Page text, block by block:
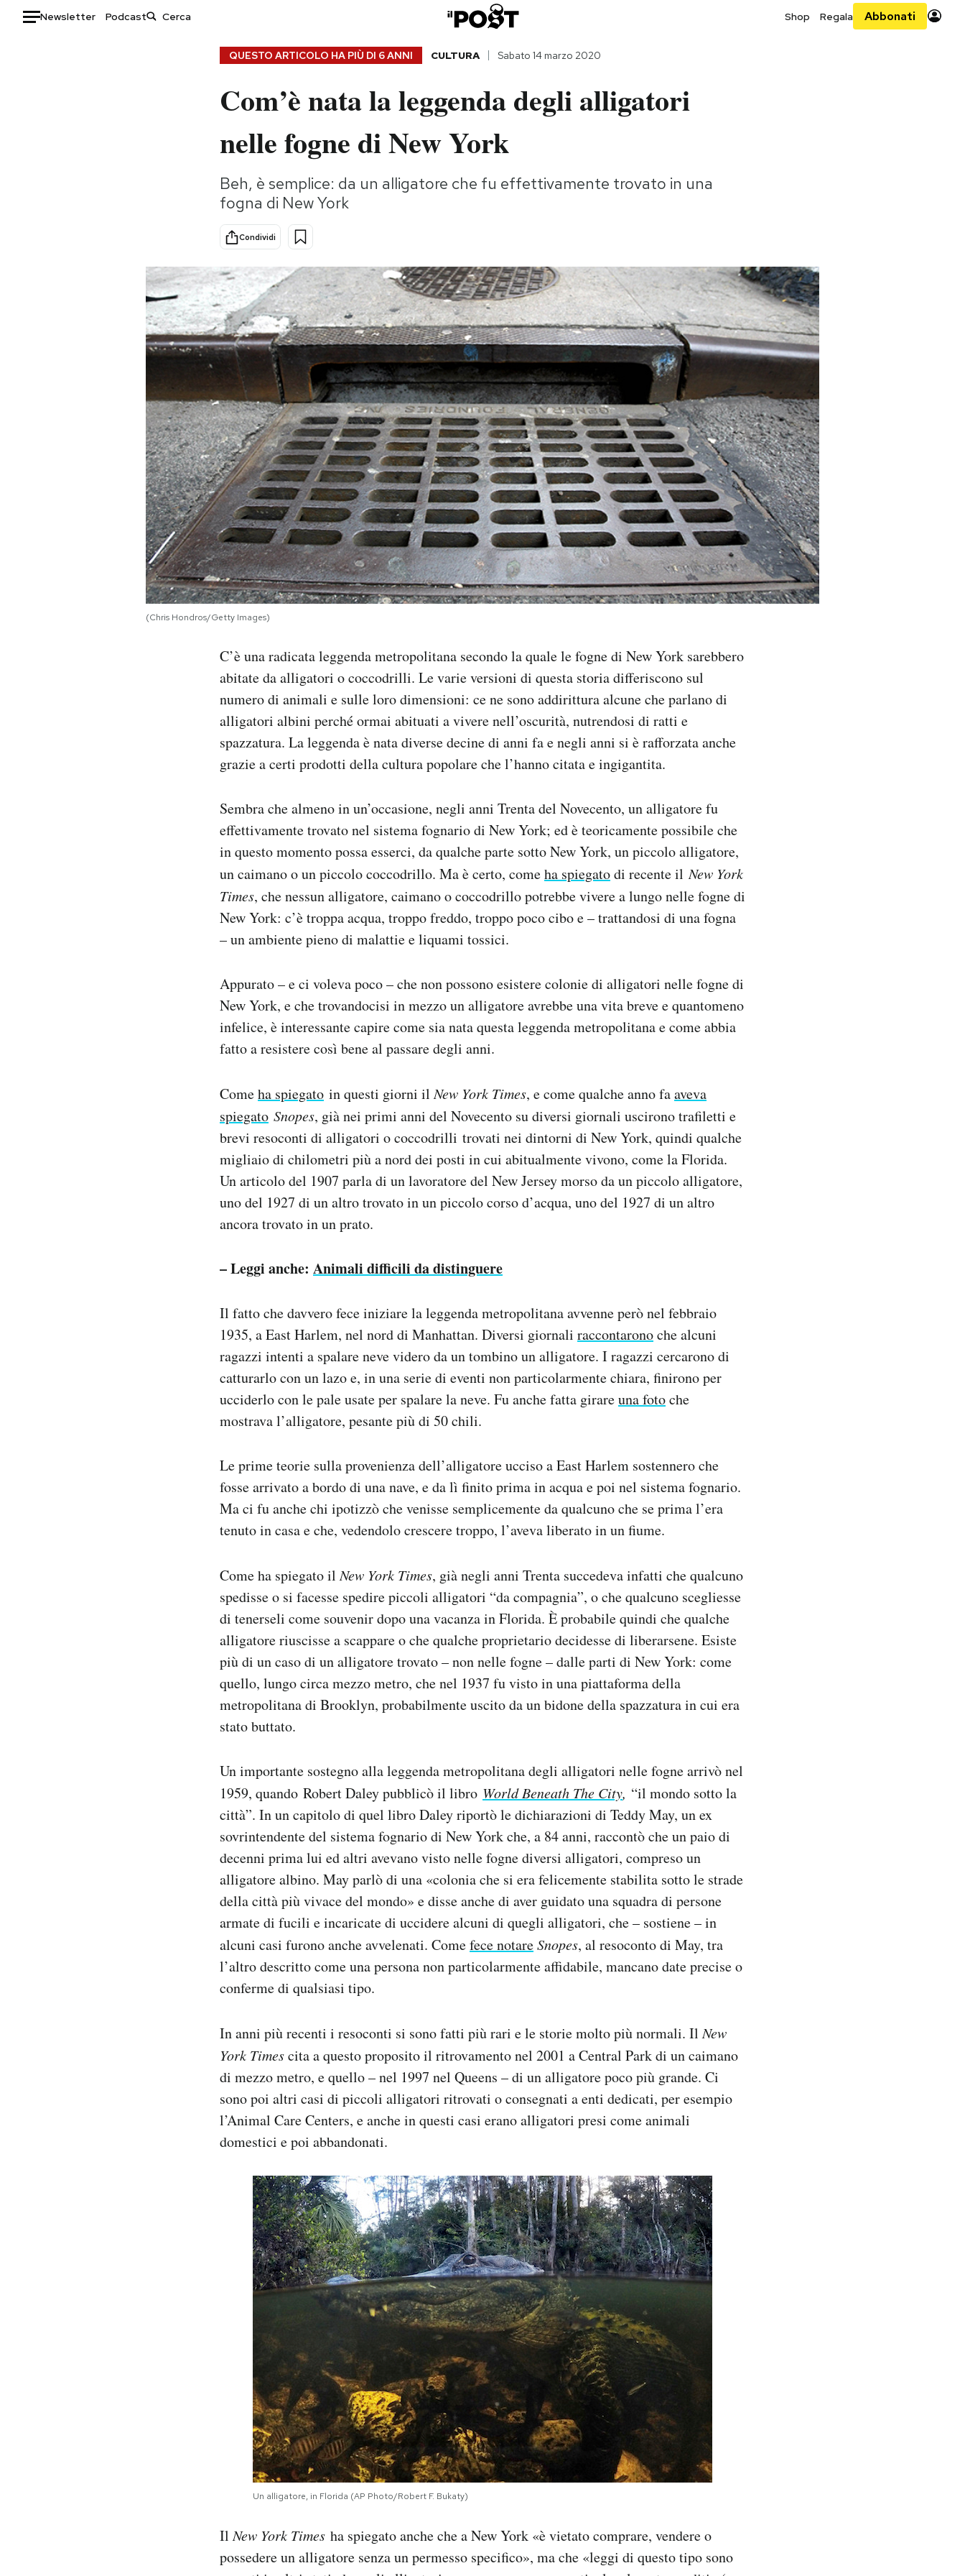
Newsletter Podcast Shop Regala Abbonati
Storie/Idee
Ok Boomer!
Altrecose
Mondiali calcio 2026
AREA PERSONALE
QUESTO ARTICOLO HA PIÙ DI 6 ANNI CULTURA Sabato 14 marzo 2020
Com’è nata la leggenda degli alligatori
nelle fogne di New York
Beh, è semplice: da un alligatore che fu effettivamente trovato in una
fogna di New York
Condividi
(Chris Hondros/Getty Images)
C’è una radicata leggenda metropolitana secondo la quale le fogne di New York sarebbero
abitate da alligatori o coccodrilli. Le varie versioni di questa storia differiscono sul
numero di animali e sulle loro dimensioni: ce ne sono addirittura alcune che parlano di
alligatori albini perché ormai abituati a vivere nell’oscurità, nutrendosi di ratti e
spazzatura. La leggenda è nata diverse decine di anni fa e negli anni si è rafforzata anche
grazie a certi prodotti della cultura popolare che l’hanno citata e ingigantita.
Sembra che almeno in un’occasione, negli anni Trenta del Novecento, un alligatore fu
effettivamente trovato nel sistema fognario di New York; ed è teoricamente possibile che
in questo momento possa esserci, da qualche parte sotto New York, un piccolo alligatore,
un caimano o un piccolo coccodrillo. Ma è certo, comeha spiegatodi recente ilNew York
Times, che nessun alligatore, caimano o coccodrillo potrebbe vivere a lungo nelle fogne di
New York: c’è troppa acqua, troppo freddo, troppo poco cibo e – trattandosi di una fogna
– un ambiente pieno di malattie e liquami tossici.
Appurato – e ci voleva poco – che non possono esistere colonie di alligatori nelle fogne di
New York, e che trovandocisi in mezzo un alligatore avrebbe una vita breve e quantomeno
infelice, è interessante capire come sia nata questa leggenda metropolitana e come abbia
fatto a resistere così bene al passare degli anni.
Comeha spiegato in questi giorni ilNew York Times, e come qualche anno faaveva
spiegato Snopes, già nei primi anni del Novecento su diversi giornali uscirono trafiletti e
brevi resoconti di alligatori o coccodrilli trovati nei dintorni di New York, quindi qualche
migliaio di chilometri più a nord dei posti in cui abitualmente vivono, come la Florida.
Un articolo del 1907 parla di un lavoratore del New Jersey morso da un piccolo alligatore,
uno del 1927 di un altro trovato in un piccolo corso d’acqua, uno del 1927 di un altro
ancora trovato in un prato.
– Leggi anche: Animali difficili da distinguere
Il fatto che davvero fece iniziare la leggenda metropolitana avvenne però nel febbraio
1935, a East Harlem, nel nord di Manhattan. Diversi giornali raccontaronoche alcuni
ragazzi intenti a spalare neve videro da un tombino un alligatore. I ragazzi cercarono di
catturarlo con un lazo e, in una serie di eventi non particolarmente chiara, finirono per
ucciderlo con le pale usate per spalare la neve. Fu anche fatta girareuna fotoche
mostrava l’alligatore, pesante più di 50 chili.
Le prime teorie sulla provenienza dell’alligatore ucciso a East Harlem sostennero che
fosse arrivato a bordo di una nave, e da lì finito prima in acqua e poi nel sistema fognario.
Ma ci fu anche chi ipotizzò che venisse semplicemente da qualcuno che se prima l’era
tenuto in casa e che, vedendolo crescere troppo, l’aveva liberato in un fiume.
Come ha spiegato ilNew York Times, già negli anni Trenta succedeva infatti che qualcuno
spedisse o si facesse spedire piccoli alligatori “da compagnia”, o che qualcuno scegliesse
di tenerseli come souvenir dopo una vacanza in Florida. È probabile quindi che qualche
alligatore riuscisse a scappare o che qualche proprietario decidesse di liberarsene. Esiste
più di un caso di un alligatore trovato – non nelle fogne – dalle parti di New York: come
quello, lungo circa mezzo metro, che nel 1937 fu visto in una piattaforma della
metropolitana di Brooklyn, probabilmente uscito da un bidone della spazzatura in cui era
stato buttato.
Un importante sostegno alla leggenda metropolitana degli alligatori nelle fogne arrivò nel
1959, quando Robert Daley pubblicò il libro World Beneath The City, “il mondo sotto la
città”. In un capitolo di quel libro Daley riportò le dichiarazioni di Teddy May, un ex
sovrintendente del sistema fognario di New York che, a 84 anni, raccontò che un paio di
decenni prima lui ed altri avevano visto nelle fogne diversi alligatori, compreso un
alligatore albino. May parlò di una «colonia che si era felicemente stabilita sotto le strade
della città più vivace del mondo» e disse anche di aver guidato una squadra di persone
armate di fucili e incaricate di uccidere alcuni di quegli alligatori, che – sostiene – in
alcuni casi furono anche avvelenati. Comefece notareSnopes, al resoconto di May, tra
l’altro descritto come una persona non particolarmente affidabile, mancano date precise o
conferme di qualsiasi tipo.
In anni più recenti i resoconti si sono fatti più rari e le storie molto più normali. IlNew
York Timescita a questo proposito il ritrovamento nel 2001 a Central Park di un caimano
di mezzo metro, e quello – nel 1997 nel Queens – di un alligatore poco più grande. Ci
sono poi altri casi di piccoli alligatori ritrovati o consegnati a enti dedicati, per esempio
l’Animal Care Centers, e anche in questi casi erano alligatori presi come animali
domestici e poi abbandonati.
Un alligatore, in Florida (AP Photo/Robert F. Bukaty)
IlNew York Times ha spiegato anche che a New York «è vietato comprare, vendere o
possedere un alligatore senza un permesso specifico», ma che «leggi di questo tipo sono